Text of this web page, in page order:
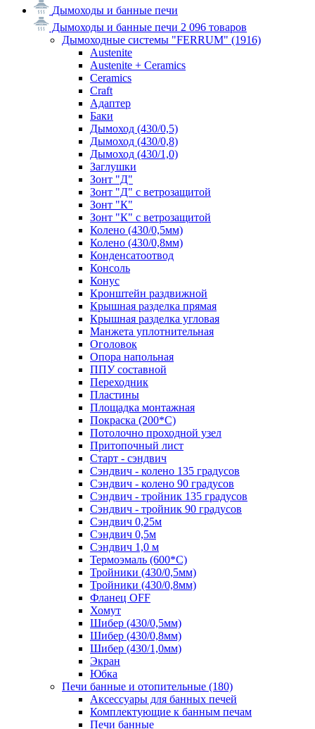
Дымоходы и банные печи
Дымоходы и банные печи 2 096 товаров
Дымоходные системы "FERRUM" (1916)
Austenite
Austenite + Ceramics
Ceramics
Craft
Адаптер
Баки
Дымоход (430/0,5)
Дымоход (430/0,8)
Дымоход (430/1,0)
Заглушки
Зонт "Д"
Зонт "Д" с ветрозащитой
Зонт "К"
Зонт "К" с ветрозащитой
Колено (430/0,5мм)
Колено (430/0,8мм)
Конденсатоотвод
Консоль
Конус
Кронштейн раздвижной
Крышная разделка прямая
Крышная разделка угловая
Манжета уплотнительная
Оголовок
Опора напольная
ППУ составной
Переходник
Пластины
Площадка монтажная
Покраска (200*С)
Потолочно проходной узел
Притопочный лист
Старт - сэндвич
Сэндвич - колено 135 градусов
Сэндвич - колено 90 градусов
Сэндвич - тройник 135 градусов
Сэндвич - тройник 90 градусов
Сэндвич 0,25м
Сэндвич 0,5м
Сэндвич 1,0 м
Термоэмаль (600*С)
Тройники (430/0,5мм)
Тройники (430/0,8мм)
Фланец OFF
Хомут
Шибер (430/0,5мм)
Шибер (430/0,8мм)
Шибер (430/1,0мм)
Экран
Юбка
Печи банные и отопительные (180)
Аксессуары для банных печей
Комплектующие к банным печам
Печи банные